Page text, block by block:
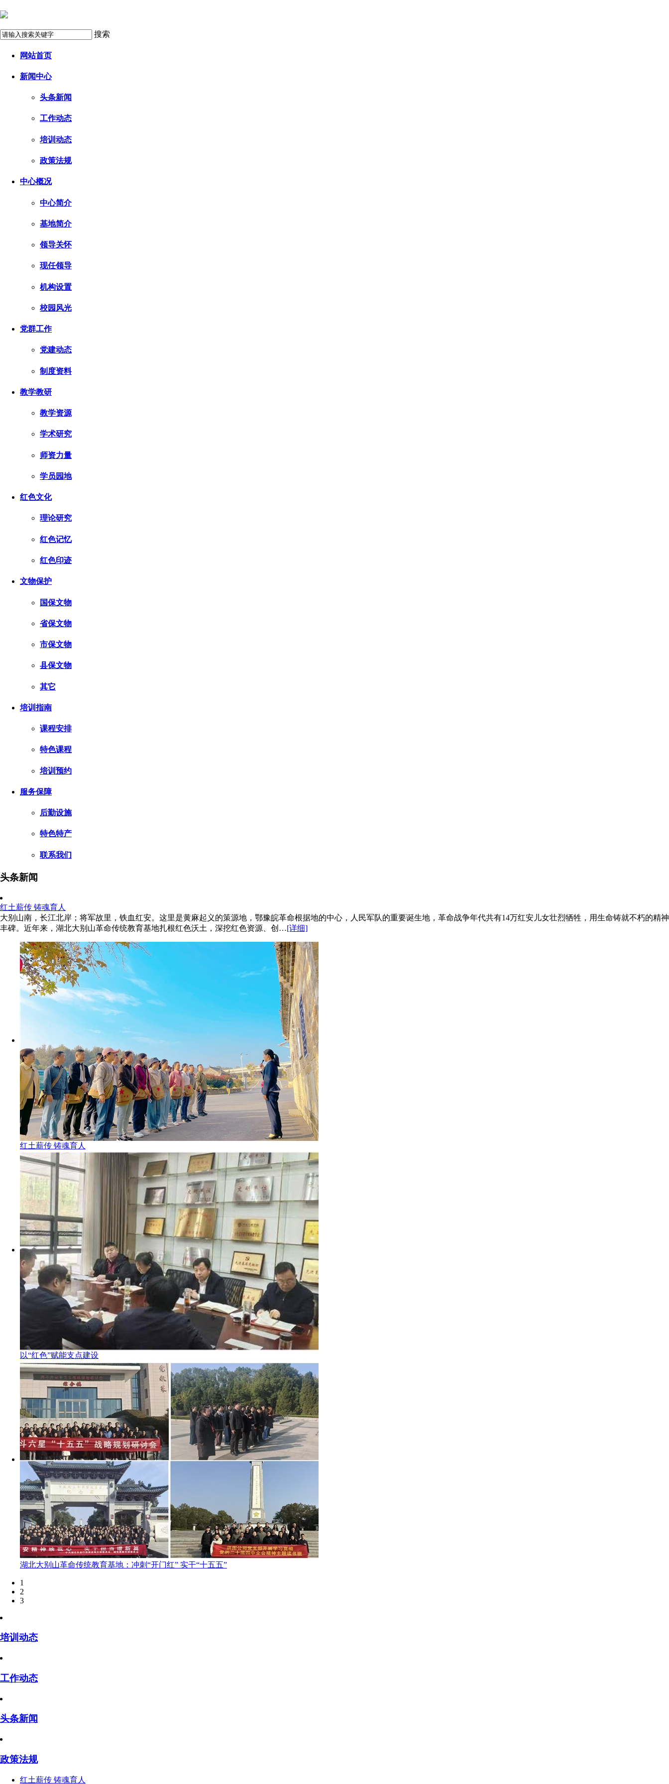
搜索
网站首页
新闻中心
头条新闻
工作动态
培训动态
政策法规
中心概况
中心简介
基地简介
领导关怀
现任领导
机构设置
校园风光
党群工作
党建动态
制度资料
教学教研
教学资源
学术研究
师资力量
学员园地
红色文化
理论研究
红色记忆
红色印迹
文物保护
国保文物
省保文物
市保文物
县保文物
其它
培训指南
课程安排
特色课程
培训预约
服务保障
后勤设施
特色特产
联系我们
头条新闻
红土薪传 铸魂育人
大别山南，长江北岸；将军故里，铁血红安。这里是黄麻起义的策源地，鄂豫皖革命根据地的中心，人民军队的重要诞生地，革命战争年代共有14万红安儿女壮烈牺牲，用生命铸就不朽的精神
丰碑。近年来，湖北大别山革命传统教育基地扎根红色沃土，深挖红色资源、创…[详细]
红土薪传 铸魂育人
以“红色”赋能支点建设
湖北大别山革命传统教育基地：冲刺“开门红” 实干“十五五”
1
2
3
培训动态
工作动态
头条新闻
政策法规
红土薪传 铸魂育人